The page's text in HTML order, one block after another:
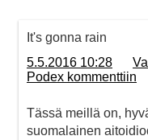
It's gonna rain
5.5.2016 10:28
Podex kommenttiin
Tässä meillä on,
suomalainen